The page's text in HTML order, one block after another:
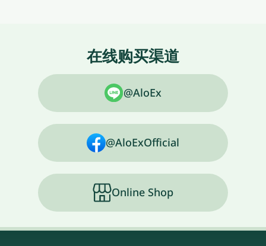
在线购买渠道
@AloEx
@AloExOfficial
Online Shop